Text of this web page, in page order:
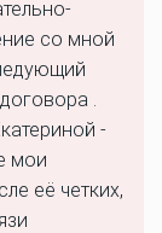
со мной
.
-
мои
её четких,